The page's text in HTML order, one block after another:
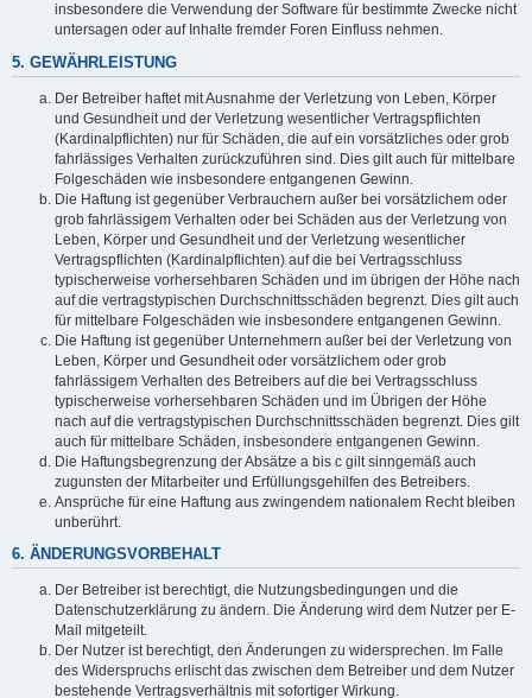
insbesondere die Verwendung der Software für bestimmte Zwecke nicht
untersagen oder auf Inhalte fremder Foren Einfluss nehmen.
5. GEWÄHRLEISTUNG
Der Betreiber haftet mit Ausnahme der Verletzung von Leben, Körper
und Gesundheit und der Verletzung wesentlicher Vertragspflichten
(Kardinalpflichten) nur für Schäden, die auf ein vorsätzliches oder grob
fahrlässiges Verhalten zurückzuführen sind. Dies gilt auch für mittelbare
Folgeschäden wie insbesondere entgangenen Gewinn.
Die Haftung ist gegenüber Verbrauchern außer bei vorsätzlichem oder
grob fahrlässigem Verhalten oder bei Schäden aus der Verletzung von
Leben, Körper und Gesundheit und der Verletzung wesentlicher
Vertragspflichten (Kardinalpflichten) auf die bei Vertragsschluss
typischerweise vorhersehbaren Schäden und im übrigen der Höhe nach
auf die vertragstypischen Durchschnittsschäden begrenzt. Dies gilt auch
für mittelbare Folgeschäden wie insbesondere entgangenen Gewinn.
Die Haftung ist gegenüber Unternehmern außer bei der Verletzung von
Leben, Körper und Gesundheit oder vorsätzlichem oder grob
fahrlässigem Verhalten des Betreibers auf die bei Vertragsschluss
typischerweise vorhersehbaren Schäden und im Übrigen der Höhe
nach auf die vertragstypischen Durchschnittsschäden begrenzt. Dies gilt
auch für mittelbare Schäden, insbesondere entgangenen Gewinn.
Die Haftungsbegrenzung der Absätze a bis c gilt sinngemäß auch
zugunsten der Mitarbeiter und Erfüllungsgehilfen des Betreibers.
Ansprüche für eine Haftung aus zwingendem nationalem Recht bleiben
unberührt.
6. ÄNDERUNGSVORBEHALT
Der Betreiber ist berechtigt, die Nutzungsbedingungen und die
Datenschutzerklärung zu ändern. Die Änderung wird dem Nutzer per E-
Mail mitgeteilt.
Der Nutzer ist berechtigt, den Änderungen zu widersprechen. Im Falle
des Widerspruchs erlischt das zwischen dem Betreiber und dem Nutzer
bestehende Vertragsverhältnis mit sofortiger Wirkung.